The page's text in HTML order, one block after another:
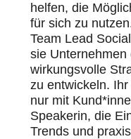
helfen, die
für sich zu
Team Lead
sie Unternehmen
wirkungsvolle
zu entwickeln.
nur mit
Speakerin, die
Trends und